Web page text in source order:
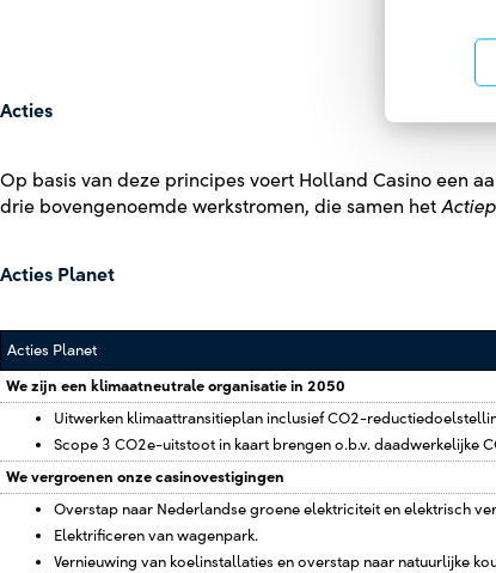
Acties
Op basis van deze principes voert Holland Casino een
drie bovengenoemde werkstromen, die samen het
Acties Planet
Acties Planet
We zijn een klimaatneutrale organisatie in 2050
Uitwerken klimaattransitieplan inclusief CO2-
Scope 3 CO2e-uitstoot in kaart brengen o.b.v. daadwerkelijke
We vergroenen onze casinovestigingen
Overstap naar Nederlandse groene elektriciteit en elektrisch
Elektrificeren van wagenpark.
Vernieuwing van koelinstallaties en overstap naar natuurlijke